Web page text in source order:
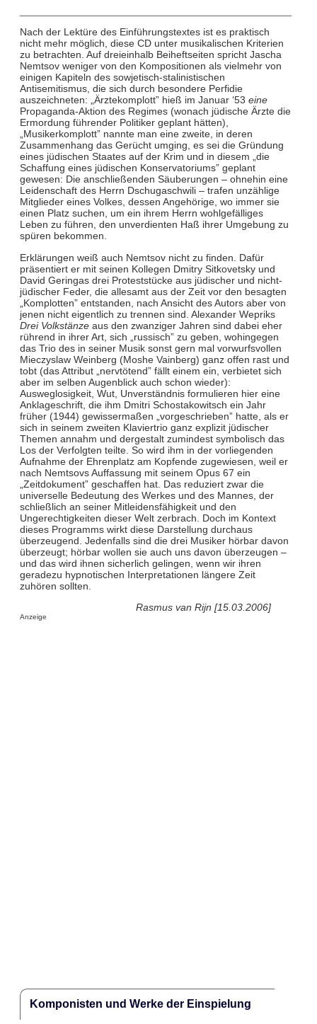
Nach der Lektüre des Einführungstextes ist es praktisch
nicht mehr möglich, diese CD unter musikalischen Kriterien
zu betrachten. Auf dreieinhalb Beiheftseiten spricht Jascha
Nemtsov weniger von den Kompositionen als vielmehr von
einigen Kapiteln des sowjetisch-stalinistischen
Antisemitismus, die sich durch besondere Perfidie
auszeichneten: „Ärztekomplott” hieß im Januar ‘53 eine
Propaganda-Aktion des Regimes (wonach jüdische Ärzte die
Ermordung führender Politiker geplant hätten),
„Musikerkomplott” nannte man eine zweite, in deren
Zusammenhang das Gerücht umging, es sei die Gründung
eines jüdischen Staates auf der Krim und in diesem „die
Schaffung eines jüdischen Konservatoriums” geplant
gewesen: Die anschließenden Säuberungen – ohnehin eine
Leidenschaft des Herrn Dschugaschwili – trafen unzählige
Mitglieder eines Volkes, dessen Angehörige, wo immer sie
einen Platz suchen, um ein ihrem Herrn wohlgefälliges
Leben zu führen, den unverdienten Haß ihrer Umgebung zu
spüren bekommen.
Erklärungen weiß auch Nemtsov nicht zu finden. Dafür
präsentiert er mit seinen Kollegen Dmitry Sitkovetsky und
David Geringas drei Proteststücke aus jüdischer und nicht-
jüdischer Feder, die allesamt aus der Zeit vor den besagten
„Komplotten” entstanden, nach Ansicht des Autors aber von
jenen nicht eigentlich zu trennen sind. Alexander Wepriks
Drei Volkstänzeaus den zwanziger Jahren sind dabei eher
rührend in ihrer Art, sich „russisch” zu geben, wohingegen
das Trio des in seiner Musik sonst gern mal vorwurfsvollen
Mieczyslaw Weinberg (Moshe Vainberg) ganz offen rast und
tobt (das Attribut „nervtötend” fällt einem ein, verbietet sich
aber im selben Augenblick auch schon wieder):
Ausweglosigkeit, Wut, Unverständnis formulieren hier eine
Anklageschrift, die ihm Dmitri Schostakowitsch ein Jahr
früher (1944) gewissermaßen „vorgeschrieben” hatte, als er
sich in seinem zweiten Klaviertrio ganz explizit jüdischer
Themen annahm und dergestalt zumindest symbolisch das
Los der Verfolgten teilte. So wird ihm in der vorliegenden
Aufnahme der Ehrenplatz am Kopfende zugewiesen, weil er
nach Nemtsovs Auffassung mit seinem Opus 67 ein
„Zeitdokument” geschaffen hat. Das reduziert zwar die
universelle Bedeutung des Werkes und des Mannes, der
schließlich an seiner Mitleidensfähigkeit und den
Ungerechtigkeiten dieser Welt zerbrach. Doch im Kontext
dieses Programms wirkt diese Darstellung durchaus
überzeugend. Jedenfalls sind die drei Musiker hörbar davon
überzeugt; hörbar wollen sie auch uns davon überzeugen –
und das wird ihnen sicherlich gelingen, wenn wir ihren
geradezu hypnotischen Interpretationen längere Zeit
zuhören sollten.
Rasmus van Rijn [15.03.2006]
Anzeige
Komponisten und Werke der Einspielung